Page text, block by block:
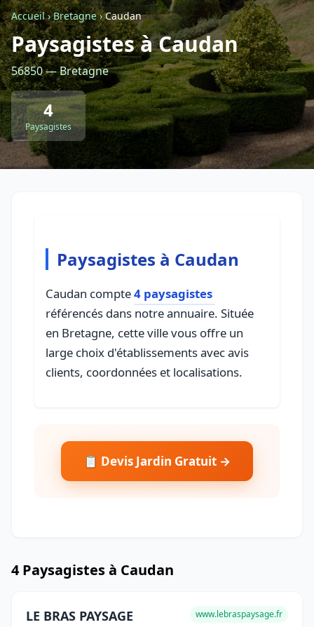
Retour à la liste des métiers
CGU- Confidentialité - Service proposé parViteUnDevis.com-Vous
Accueil›Bretagne›Caudan
Paysagistes à Caudan
56850 — Bretagne
4
Paysagistes
Paysagistes à Caudan
Caudan compte4 paysagistes
référencés dans notre annuaire. Située
en Bretagne, cette ville vous offre un
large choix d'établissements avec avis
clients, coordonnées et localisations.
📋 Devis Jardin Gratuit →
4 Paysagistes à Caudan
LE BRAS PAYSAGE www.lebraspaysage.fr